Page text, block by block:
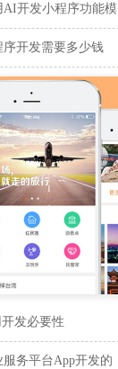
AI开发小程序功能模
序开发需要多少钱
发必要性
务平台App开发的